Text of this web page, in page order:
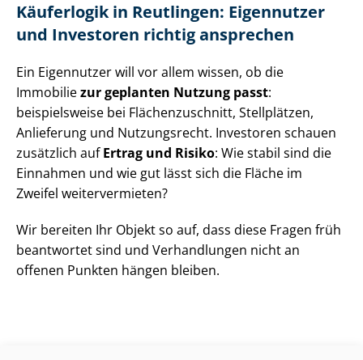
Käuferlogik in Reutlingen: Eigennutzer
und Investoren richtig ansprechen
Ein Eigennutzer will vor allem wissen, ob die
Immobiliezur geplanten Nutzung passt:
beispielsweise bei Flä­chen­zu­schnitt, Stellplätzen,
Anlieferung und Nutzungsrecht. Investoren schauen
zusätzlich aufErtrag und Risiko: Wie stabil sind die
Einnahmen und wie gut lässt sich die Fläche im
Zweifel weitervermieten?
Wir bereiten Ihr Objekt so auf, dass diese Fragen früh
beantwortet sind und Verhandlungen nicht an
offenen Punkten hängen bleiben.